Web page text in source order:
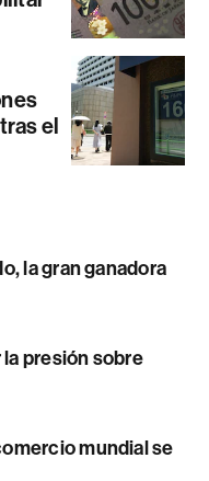
el
la gran ganadora
presión sobre
mundial se